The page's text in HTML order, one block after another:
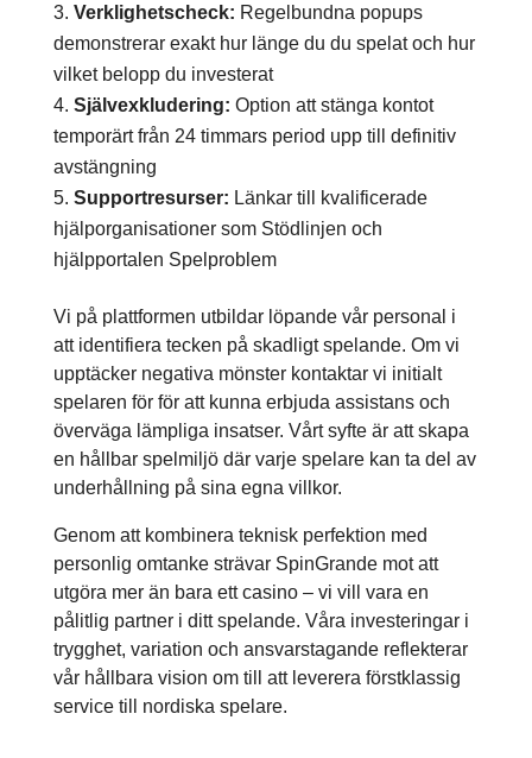
Verklighetscheck: Regelbundna popups
demonstrerar exakt hur länge du du spelat och hur
vilket belopp du investerat
Självexkludering: Option att stänga kontot
temporärt från 24 timmars period upp till definitiv
avstängning
Supportresurser: Länkar till kvalificerade
hjälporganisationer som Stödlinjen och
hjälpportalen Spelproblem
Vi på plattformen utbildar löpande vår personal i
att identifiera tecken på skadligt spelande. Om vi
upptäcker negativa mönster kontaktar vi initialt
spelaren för för att kunna erbjuda assistans och
överväga lämpliga insatser. Vårt syfte är att skapa
en hållbar spelmiljö där varje spelare kan ta del av
underhållning på sina egna villkor.
Genom att kombinera teknisk perfektion med
personlig omtanke strävar SpinGrande mot att
utgöra mer än bara ett casino – vi vill vara en
pålitlig partner i ditt spelande. Våra investeringar i
trygghet, variation och ansvarstagande reflekterar
vår hållbara vision om till att leverera förstklassig
service till nordiska spelare.